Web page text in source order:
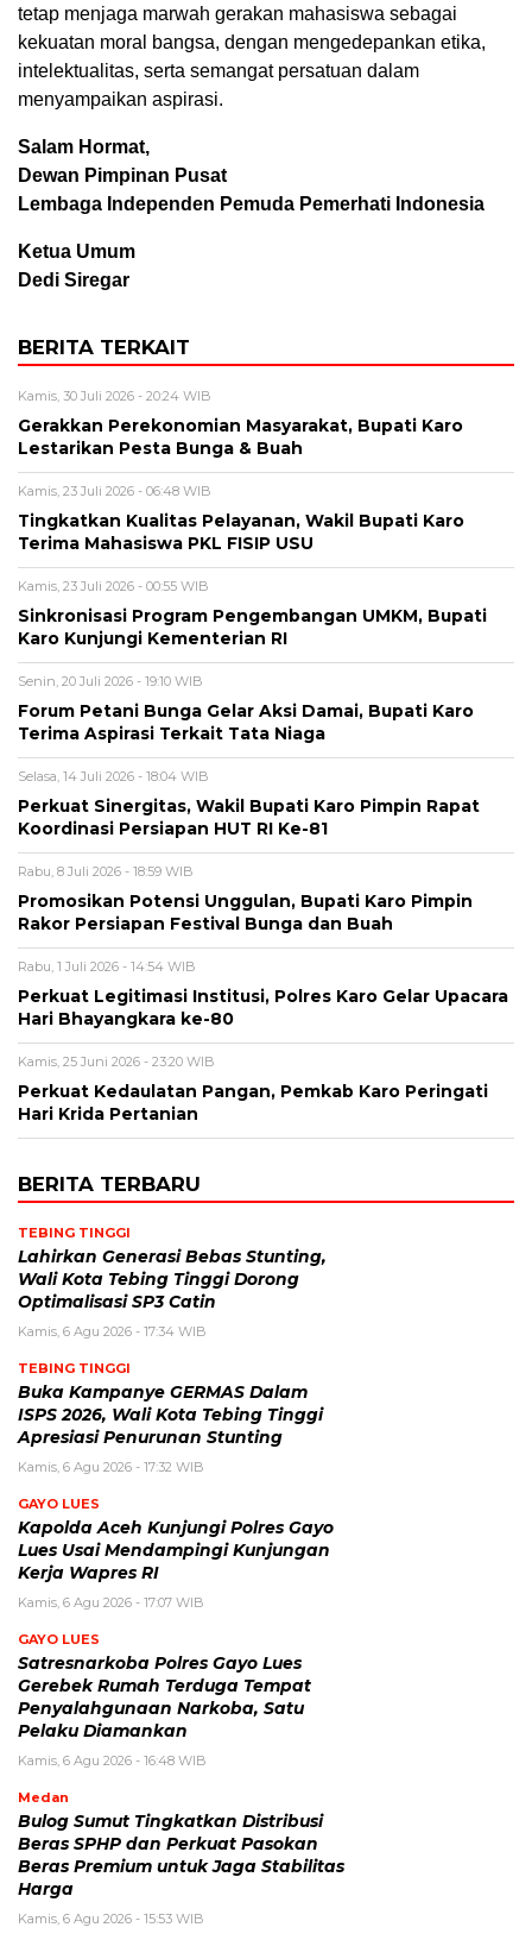
tetap menjaga marwah gerakan mahasiswa sebagai
kekuatan moral bangsa, dengan mengedepankan etika,
intelektualitas, serta semangat persatuan dalam
menyampaikan aspirasi.
Salam Hormat,
Dewan Pimpinan Pusat
Lembaga Independen Pemuda Pemerhati Indonesia
Ketua Umum
Dedi Siregar
BERITA TERKAIT
Kamis, 30 Juli 2026 - 20:24 WIB
Gerakkan Perekonomian Masyarakat, Bupati Karo
Lestarikan Pesta Bunga & Buah
Kamis, 23 Juli 2026 - 06:48 WIB
Tingkatkan Kualitas Pelayanan, Wakil Bupati Karo
Terima Mahasiswa PKL FISIP USU
Kamis, 23 Juli 2026 - 00:55 WIB
Sinkronisasi Program Pengembangan UMKM, Bupati
Karo Kunjungi Kementerian RI
Senin, 20 Juli 2026 - 19:10 WIB
Forum Petani Bunga Gelar Aksi Damai, Bupati Karo
Terima Aspirasi Terkait Tata Niaga
Selasa, 14 Juli 2026 - 18:04 WIB
Perkuat Sinergitas, Wakil Bupati Karo Pimpin Rapat
Koordinasi Persiapan HUT RI Ke-81
Rabu, 8 Juli 2026 - 18:59 WIB
Promosikan Potensi Unggulan, Bupati Karo Pimpin
Rakor Persiapan Festival Bunga dan Buah
Rabu, 1 Juli 2026 - 14:54 WIB
Perkuat Legitimasi Institusi, Polres Karo Gelar Upacara
Hari Bhayangkara ke-80
Kamis, 25 Juni 2026 - 23:20 WIB
Perkuat Kedaulatan Pangan, Pemkab Karo Peringati
Hari Krida Pertanian
BERITA TERBARU
TEBING TINGGI
Lahirkan Generasi Bebas Stunting,
Wali Kota Tebing Tinggi Dorong
Optimalisasi SP3 Catin
Kamis, 6 Agu 2026 - 17:34 WIB
TEBING TINGGI
Buka Kampanye GERMAS Dalam
ISPS 2026, Wali Kota Tebing Tinggi
Apresiasi Penurunan Stunting
Kamis, 6 Agu 2026 - 17:32 WIB
GAYO LUES
Kapolda Aceh Kunjungi Polres Gayo
Lues Usai Mendampingi Kunjungan
Kerja Wapres RI
Kamis, 6 Agu 2026 - 17:07 WIB
GAYO LUES
Satresnarkoba Polres Gayo Lues
Gerebek Rumah Terduga Tempat
Penyalahgunaan Narkoba, Satu
Pelaku Diamankan
Kamis, 6 Agu 2026 - 16:48 WIB
Medan
Bulog Sumut Tingkatkan Distribusi
Beras SPHP dan Perkuat Pasokan
Beras Premium untuk Jaga Stabilitas
Harga
Kamis, 6 Agu 2026 - 15:53 WIB